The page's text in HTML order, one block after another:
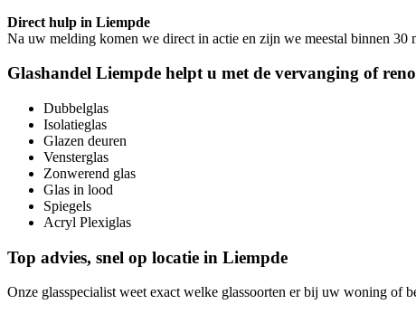
Direct hulp in Liempde
Na uw melding komen we direct in actie en zijn we meestal binnen 30
Glashandel Liempde helpt u met de vervanging of
Dubbelglas
Isolatieglas
Glazen deuren
Vensterglas
Zonwerend glas
Glas in lood
Spiegels
Acryl Plexiglas
Top advies, snel op locatie in Liempde
Onze glasspecialist weet exact welke glassoorten er bij uw woning of